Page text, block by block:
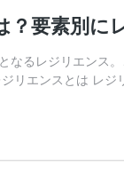
？要素別
なるレジリエンス
リエンスとは レ